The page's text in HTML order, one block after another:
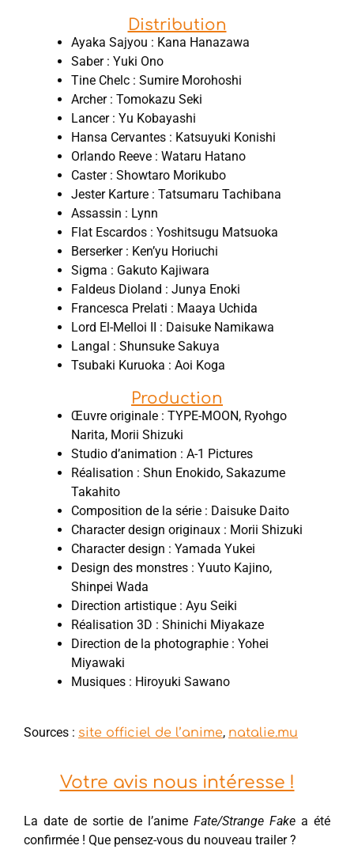
Distribution
Ayaka Sajyou : Kana Hanazawa
Saber : Yuki Ono
Tine Chelc : Sumire Morohoshi
Archer : Tomokazu Seki
Lancer : Yu Kobayashi
Hansa Cervantes : Katsuyuki Konishi
Orlando Reeve : Wataru Hatano
Caster : Showtaro Morikubo
Jester Karture : Tatsumaru Tachibana
Assassin : Lynn
Flat Escardos : Yoshitsugu Matsuoka
Berserker : Ken’yu Horiuchi
Sigma : Gakuto ‌Kajiwara
Faldeus Dioland : Junya Enoki
Francesca Prelati : Maaya Uchida
Lord El-Melloi II : Daisuke Namikawa
Langal : Shunsuke Sakuya
Tsubaki Kuruoka : Aoi Koga
Production
Œuvre originale : TYPE-MOON, Ryohgo
Narita, Morii Shizuki
Studio d’animation : A-1 Pictures
Réalisation : Shun Enokido, Sakazume
Takahito
Composition de la série : Daisuke Daito
Character design originaux : Morii Shizuki
Character design : Yamada Yukei
Design des monstres : Yuuto Kajino,
Shinpei Wada
Direction artistique : Ayu Seiki
Réalisation 3D : Shinichi Miyakaze
Direction de la photographie : Yohei
Miyawaki
Musiques : Hiroyuki Sawano
Sources : site officiel de l’anime, natalie.mu
Votre avis nous intéresse !
La date de sortie de l’anime Fate/Strange Fake a été
confirmée ! Que pensez-vous du nouveau trailer ?